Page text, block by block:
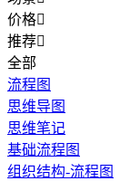
价格
推荐
全部
流程图
思维导图
思维笔记
基础流程图
组织结构-流程图